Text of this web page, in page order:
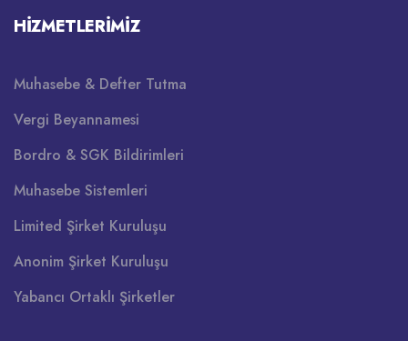
HIZMETLERIMIZ
Muhasebe & Defter Tutma
Vergi Beyannamesi
Bordro & SGK Bildirimleri
Muhasebe Sistemleri
Limited Şirket Kuruluşu
Anonim Şirket Kuruluşu
Yabancı Ortaklı Şirketler